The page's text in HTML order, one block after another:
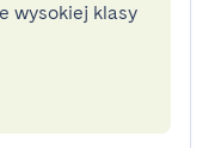
wysokiej klasy